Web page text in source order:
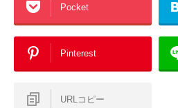
Pocket
Pinterest
URLコピー